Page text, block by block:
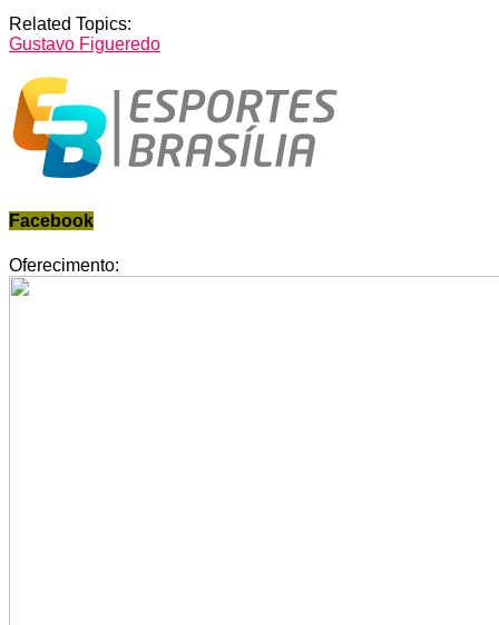
Related Topics:
Gustavo Figueredo
Facebook
Oferecimento: